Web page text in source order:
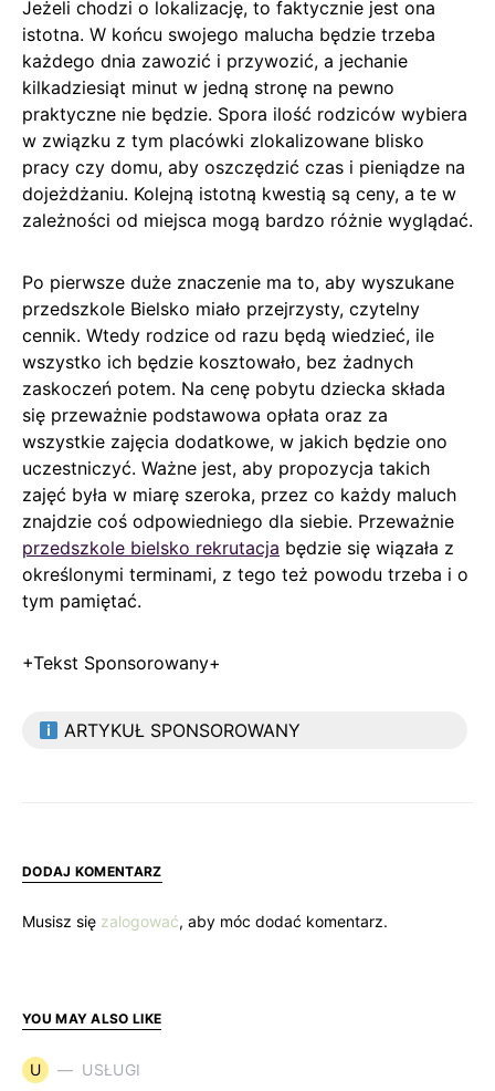
Jeżeli chodzi o lokalizację, to faktycznie jest ona
istotna. W końcu swojego malucha będzie trzeba
każdego dnia zawozić i przywozić, a jechanie
kilkadziesiąt minut w jedną stronę na pewno
praktyczne nie będzie. Spora ilość rodziców wybiera
w związku z tym placówki zlokalizowane blisko
pracy czy domu, aby oszczędzić czas i pieniądze na
dojeżdżaniu. Kolejną istotną kwestią są ceny, a te w
zależności od miejsca mogą bardzo różnie wyglądać.
Po pierwsze duże znaczenie ma to, aby wyszukane
przedszkole Bielsko miało przejrzysty, czytelny
cennik. Wtedy rodzice od razu będą wiedzieć, ile
wszystko ich będzie kosztowało, bez żadnych
zaskoczeń potem. Na cenę pobytu dziecka składa
się przeważnie podstawowa opłata oraz za
wszystkie zajęcia dodatkowe, w jakich będzie ono
uczestniczyć. Ważne jest, aby propozycja takich
zajęć była w miarę szeroka, przez co każdy maluch
znajdzie coś odpowiedniego dla siebie. Przeważnie
przedszkole bielsko rekrutacja będzie się wiązała z
określonymi terminami, z tego też powodu trzeba i o
tym pamiętać.
+Tekst Sponsorowany+
ARTYKUŁ SPONSOROWANY
DODAJ KOMENTARZ
Musisz się zalogować, aby móc dodać komentarz.
YOU MAY ALSO LIKE
U USŁUGI